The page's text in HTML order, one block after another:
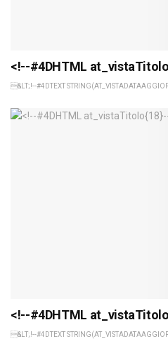
<!--#4DHTML
&LT;!--#4DTEXT
<!--#4DHTML
&LT;!--#4DTEXT